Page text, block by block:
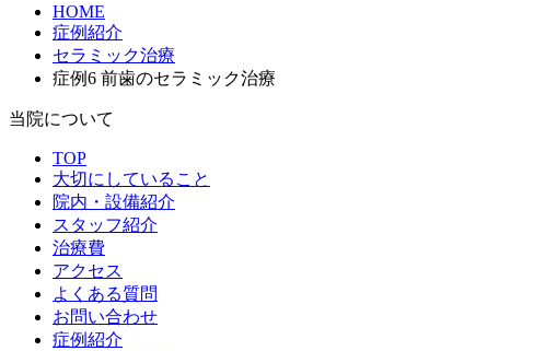
HOME
症例紹介
セラミック治療
症例6 前歯のセラミック治療
当院について
TOP
大切にしていること
院内・設備紹介
スタッフ紹介
治療費
アクセス
よくある質問
お問い合わせ
症例紹介